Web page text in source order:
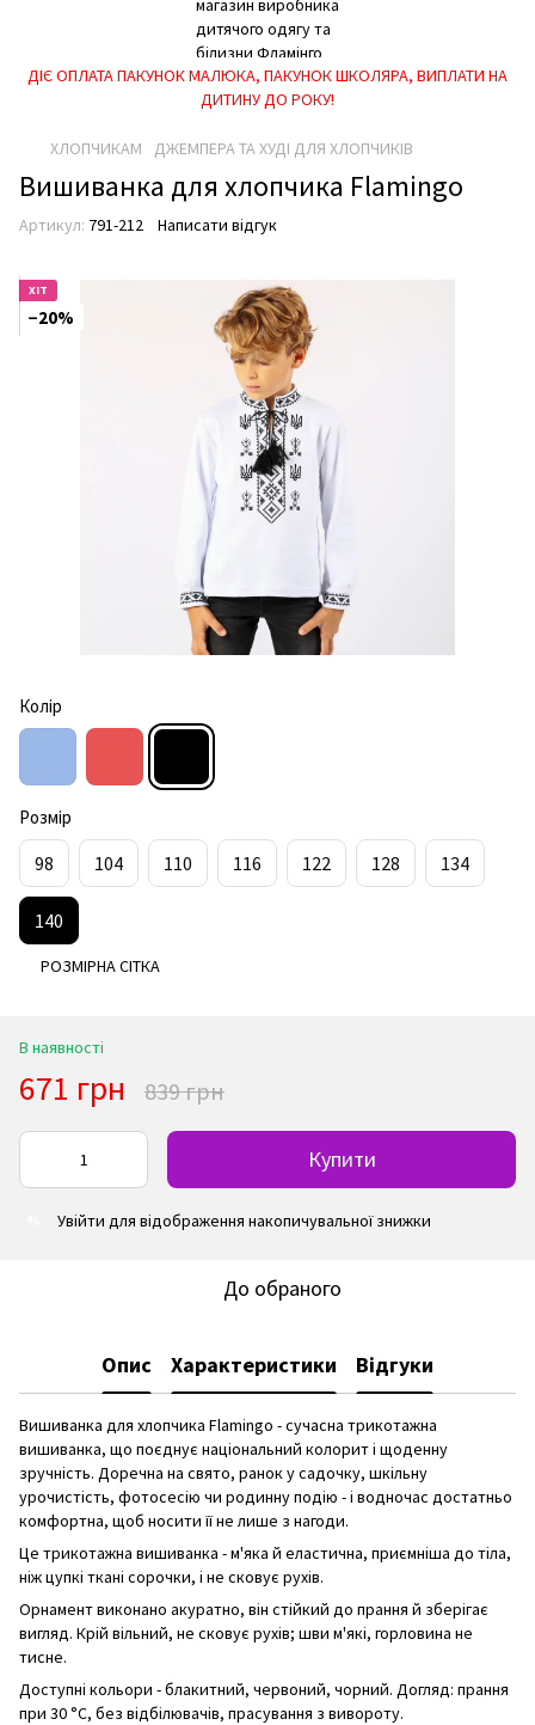
ДІЄ ОПЛАТА ПАКУНОК МАЛЮКА, ПАКУНОК ШКОЛЯРА, ВИПЛАТИ НА
ДИТИНУ ДО РОКУ!
ХЛОПЧИКАМ ДЖЕМПЕРА ТА ХУДІ ДЛЯ ХЛОПЧИКІВ
Вишиванка для хлопчика Flamingo
Артикул: 791-212 Написати відгук
ХІТ
−20%
Колір
Розмір
98 104 110 116 122 128 134
140
РОЗМІРНА СІТКА
В наявності
671 грн 839 грн
Купити
Увійти для відображення накопичувальної знижки
До обраного
Опис Характеристики Відгуки
Вишиванка для хлопчика Flamingo - сучасна трикотажна
вишиванка, що поєднує національний колорит і щоденну
зручність. Доречна на свято, ранок у садочку, шкільну
урочистість, фотосесію чи родинну подію - і водночас достатньо
комфортна, щоб носити її не лише з нагоди.
Це трикотажна вишиванка - м'яка й еластична, приємніша до тіла,
ніж цупкі ткані сорочки, і не сковує рухів.
Орнамент виконано акуратно, він стійкий до прання й зберігає
вигляд. Крій вільний, не сковує рухів; шви м'які, горловина не
тисне.
Доступні кольори - блакитний, червоний, чорний. Догляд: прання
при 30 °C, без відбілювачів, прасування з вивороту.